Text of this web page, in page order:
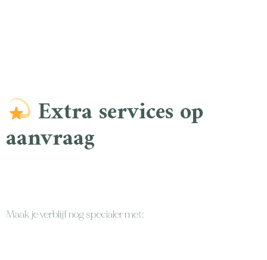
Extra services op
aanvraag
Maak je verblijf nog specialer met: